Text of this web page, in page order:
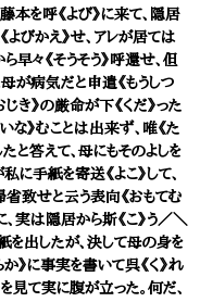
本を呼《よび》に来て、隠居
よびかえ》せ、アレが居ては
早々《そうそう》呼還せ、但
母が病気だと申遣《もうしつ
き》の厳命が下《くだ》った
いな》むことは出来ず、唯《た
たと答えて、母にもそのよしを
に手紙を寄送《よこ》して、
致せと云う表向《おもてむ
、実は隠居から斯《こ》う／＼
を出したが、決して母の身を
》に事実を書いて呉《く》れ
見て実に腹が立った。何だ、